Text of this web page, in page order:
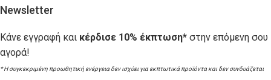
Newsletter
Κάνε εγγραφή και κέρδισε 10% έκπτωση* στην επόμενη σου
αγορά!
* Η συγκεκριμένη προωθητική ενέργεια δεν ισχύει για εκπτωτικά προϊόντα και δεν συνδυάζεται